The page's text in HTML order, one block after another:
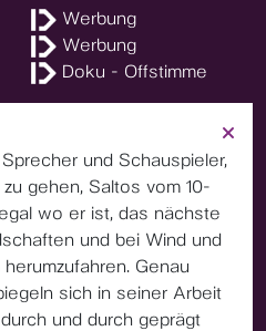
und Schauspieler,
gehen, Saltos vom 10-
wo er ist, das nächste
und bei Wind und
Genau
sich in seiner Arbeit
und durch geprägt
Werbung
Werbung
Doku - Offstimme